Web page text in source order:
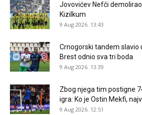
Jovovićev Nefči
Kizilkum
9 Aug 2026. 13:43
Crnogorski tandem slavio
Brest odnio sva tri boda
9 Aug 2026. 13:39
Zbog njega tim postigne
igra: Ko je Ostin Mekfi,
9 Aug 2026. 12:51